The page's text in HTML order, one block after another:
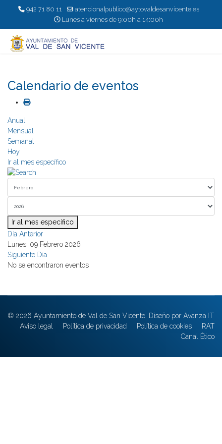
942 71 80 11
atencionalpublico@aytovaldesanvicente.es
Lunes a viernes de 9:00h a 14:00h
Calendario de eventos
Anual
Mensual
Semanal
Hoy
Ir al mes específico
Ir al mes específico
Día Anterior
Lunes, 09 Febrero 2026
Siguiente Día
No se encontraron eventos
© 2026 Ayuntamiento de Val de San Vicente. Diseño por Avanza IT
Aviso legal
Política de privacidad Política de cookies
RAT
Canal Ético